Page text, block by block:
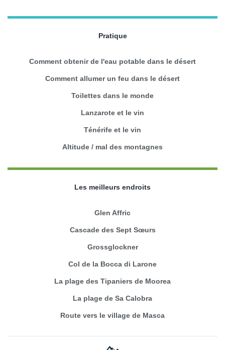
Pratique
Comment obtenir de l'eau potable dans le désert
Comment allumer un feu dans le désert
Toilettes dans le monde
Lanzarote et le vin
Ténérife et le vin
Altitude / mal des montagnes
Les meilleurs endroits
Glen Affric
Cascade des Sept Sœurs
Grossglockner
Col de la Bocca di Larone
La plage des Tipaniers de Moorea
La plage de Sa Calobra
Route vers le village de Masca